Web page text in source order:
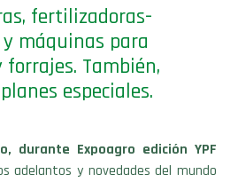
fertilizadoras-
máquinas para
También,
especiales.
durante Expoagro edición YPF
adelantos y novedades del mundo